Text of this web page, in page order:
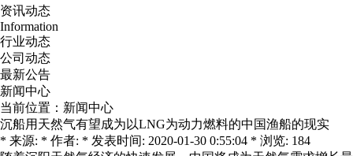
资讯动态
Information
行业动态
公司动态
最新公告
新闻中心
当前位置： 新闻中心
沉船用天然气有望成为以LNG为动力燃料的中国渔船的现实
* 来源: * 作者: * 发表时间: 2020-01-30 0:55:04 * 浏览: 184